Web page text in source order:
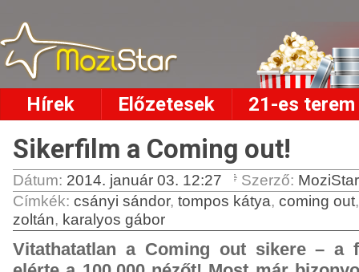
Hírek Előzetesek 21-es terem
Sikerfilm a Coming out!
Dátum: 2014. január 03. 12:27 Szerző: MoziStar
Címkék: csányi sándor, tompos kátya, coming out
zoltán, karalyos gábor
Vitathatatlan a Coming out sikere – a